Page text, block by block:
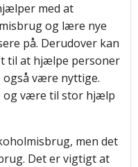
med at
og lære nye
på. Derudover kan
til at hjælpe personer
også være nyttige.
og være til stor hjælp
men det
Det er vigtigt at